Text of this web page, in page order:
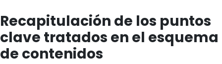
Recapitulación de los puntos
clave tratados en el esquema
de contenidos